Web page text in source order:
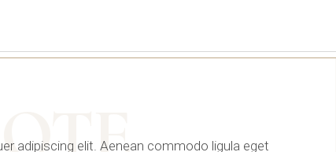
adipiscing elit. Aenean commodo ligula eget